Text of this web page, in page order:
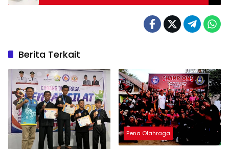
Berita Terkait
Pena Olahraga